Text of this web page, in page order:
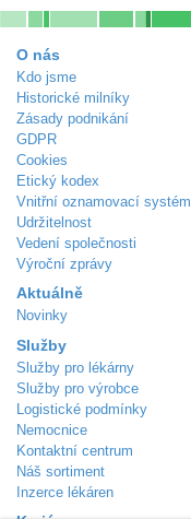
O nás
Kdo jsme
Historické milníky
Zásady podnikání
GDPR
Cookies
Etický kodex
Vnitřní oznamovací systém
Udržitelnost
Vedení společnosti
Výroční zprávy
Aktuálně
Novinky
Služby
Služby pro lékárny
Služby pro výrobce
Logistické podmínky
Nemocnice
Kontaktní centrum
Náš sortiment
Inzerce lékáren